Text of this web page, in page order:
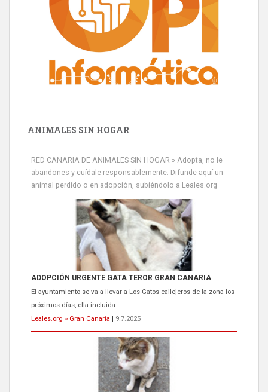
ANIMALES SIN HOGAR
RED CANARIA DE ANIMALES SIN HOGAR » Adopta, no le
abandones y cuídale responsablemente. Difunde aquí un
animal perdido o en adopción, subiéndolo a Leales.org
ADOPCIÓN URGENTE GATA TEROR GRAN CANARIA
El ayuntamiento se va a llevar a Los Gatos callejeros de la zona los
próximos días, ella incluida...
Leales.org » Gran Canaria
9.7.2025